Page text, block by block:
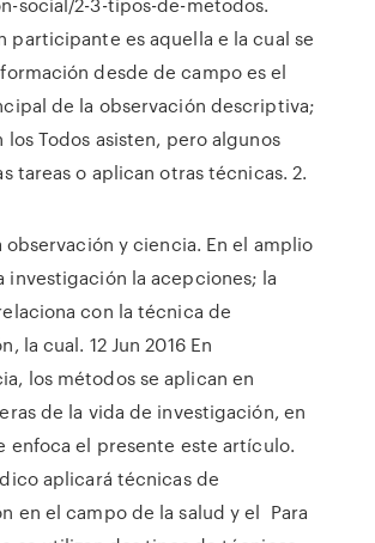
participante es aquella e la cual se
desde de campo es el
de la observación descriptiva;
los Todos asisten, pero algunos
tareas o aplican otras técnicas. 2.
observación y ciencia. En el amplio
investigación la acepciones; la
con la técnica de
la cual. 12 Jun 2016 En
los métodos se aplican en
de la vida de investigación, en
enfoca el presente este artículo.
aplicará técnicas de
en el campo de la salud y el Para